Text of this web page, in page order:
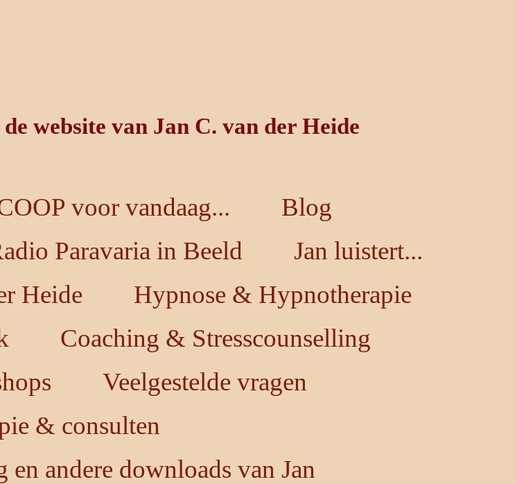
website van Jan C. van der Heide
voor vandaag...
Blog
Paravaria in Beeld
Jan luistert...
Heide
Hypnose & Hypnotherapie
Coaching & Stresscounselling
Veelgestelde vragen
& consulten
andere downloads van Jan